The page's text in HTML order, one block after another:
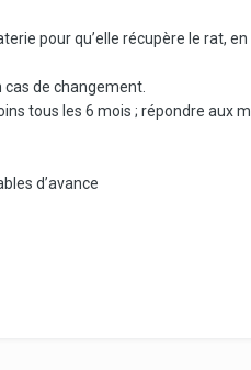
pour qu’elle récupère le rat,
de changement.
tous les 6 mois ; répondre aux
d’avance